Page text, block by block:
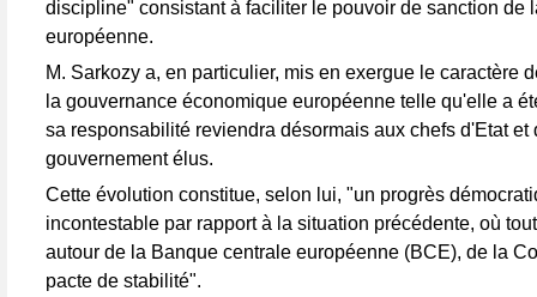
discipline" consistant à faciliter le pouvoir de sanction de
européenne.
M. Sarkozy a, en particulier, mis en exergue le caractère
la gouvernance économique européenne telle qu'elle a
sa responsabilité reviendra désormais aux chefs d'Etat et
gouvernement élus.
Cette évolution constitue, selon lui, "un progrès
incontestable par rapport à la situation précédente, où
autour de la Banque centrale européenne (BCE), de la
pacte de stabilité".